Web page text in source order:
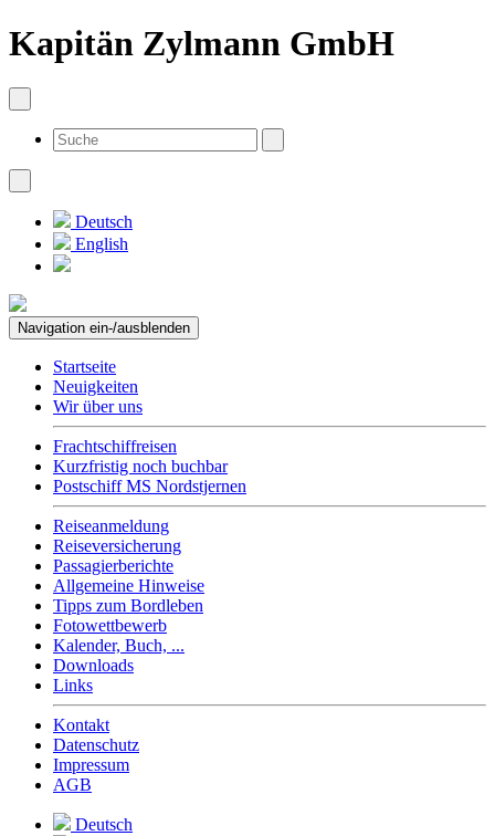
Kapitän Zylmann GmbH
Deutsch
English
Navigation ein-/ausblenden
Startseite
Neuigkeiten
Wir über uns
Frachtschiffreisen
Kurzfristig noch buchbar
Postschiff MS Nordstjernen
Reiseanmeldung
Reiseversicherung
Passagierberichte
Allgemeine Hinweise
Tipps zum Bordleben
Fotowettbewerb
Kalender, Buch, ...
Downloads
Links
Kontakt
Datenschutz
Impressum
AGB
Deutsch